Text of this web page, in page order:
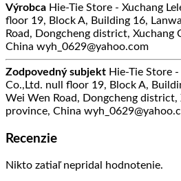
Výrobca Hie-Tie Store - Xuchang
floor 19, Block A, Building 16,
Road, Dongcheng district, Xuchang
China wyh_0629@yahoo.com
Zodpovedný subjekt Hie-Tie Store
Co.,Ltd. null floor 19, Block A,
Wei Wen Road, Dongcheng district,
province, China
Recenzie
Nikto zatiaľ nepridal hodnotenie.